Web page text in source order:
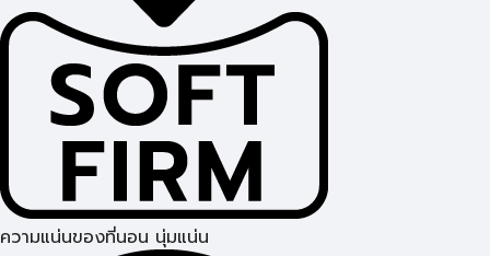
ความแน่นของที่นอน นุ่มแน่น